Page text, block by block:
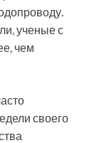
ученые с
чем
своего